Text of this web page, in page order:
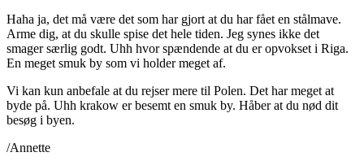
Haha ja, det må være det som har gjort at du har fået en stålmave.
Arme dig, at du skulle spise det hele tiden. Jeg synes ikke det
smager særlig godt. Uhh hvor spændende at du er opvokset i Riga.
En meget smuk by som vi holder meget af.
Vi kan kun anbefale at du rejser mere til Polen. Det har meget at
byde på. Uhh krakow er besemt en smuk by. Håber at du nød dit
besøg i byen.
/Annette